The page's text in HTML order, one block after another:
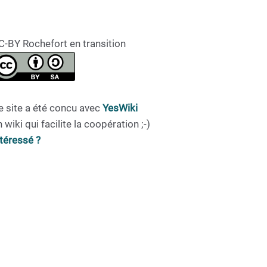
BY Rochefort en transition
site a été concu avecYesWiki
wiki qui facilite la coopération ;-)
?